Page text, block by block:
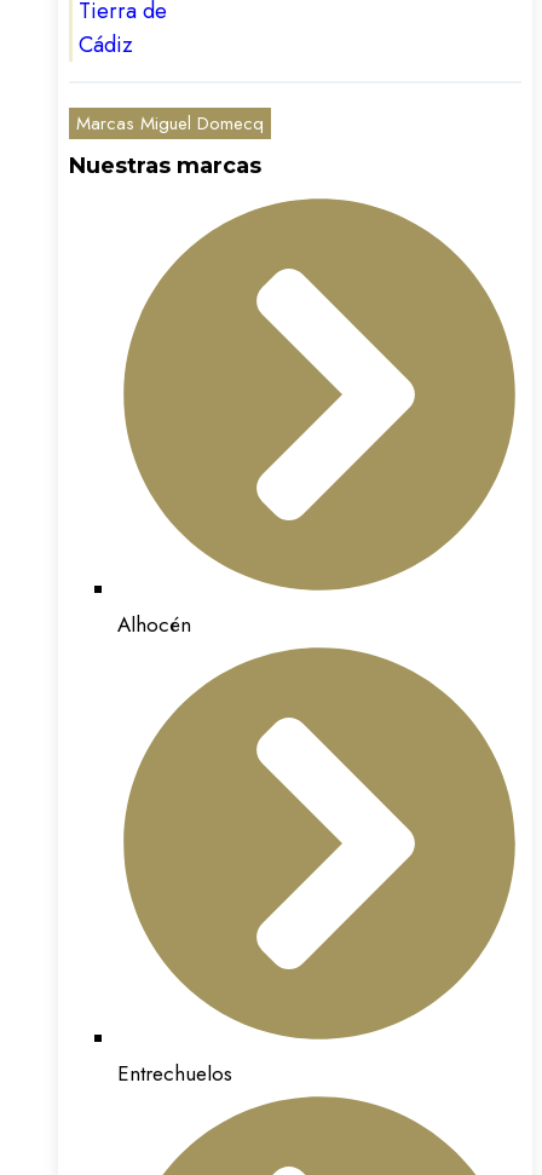
Marcas Miguel Domecq
Nuestras marcas
Alhocén
Entrechuelos